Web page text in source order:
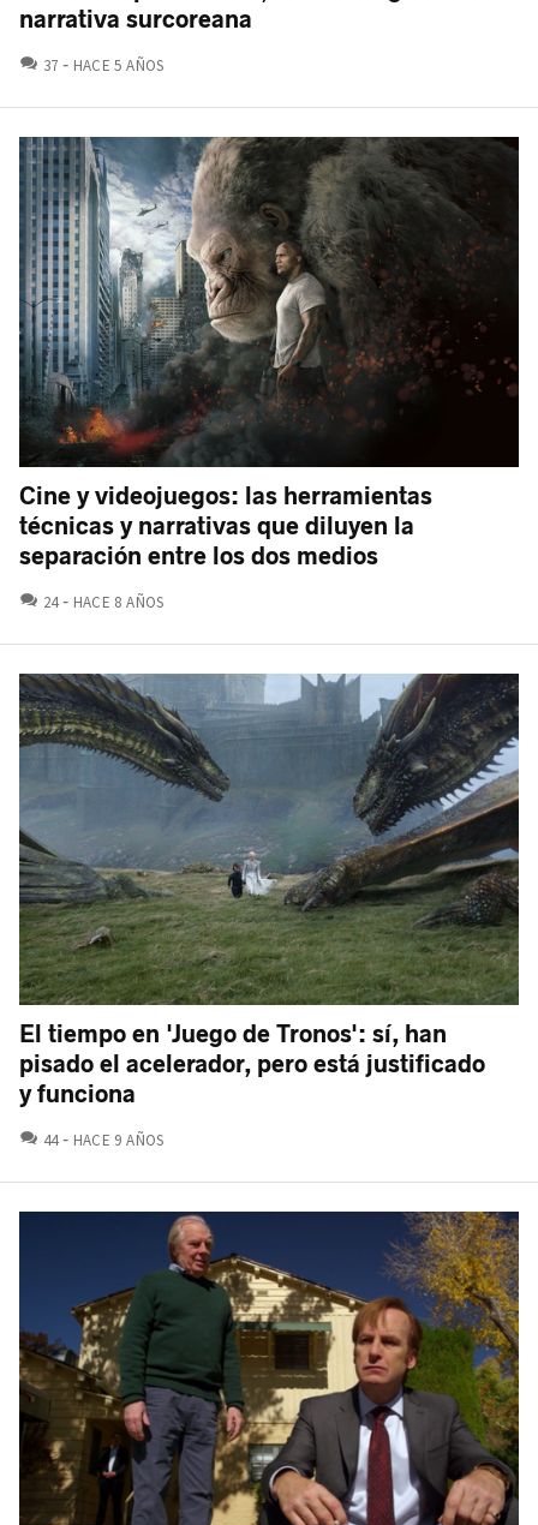
narrativa surcoreana
37 COMENTARIOS
HACE 5 AÑOS
Cine y videojuegos: las herramientas
técnicas y narrativas que diluyen la
separación entre los dos medios
24 COMENTARIOS
HACE 8 AÑOS
El tiempo en 'Juego de Tronos': sí, han
pisado el acelerador, pero está justificado
y funciona
44 COMENTARIOS
HACE 9 AÑOS